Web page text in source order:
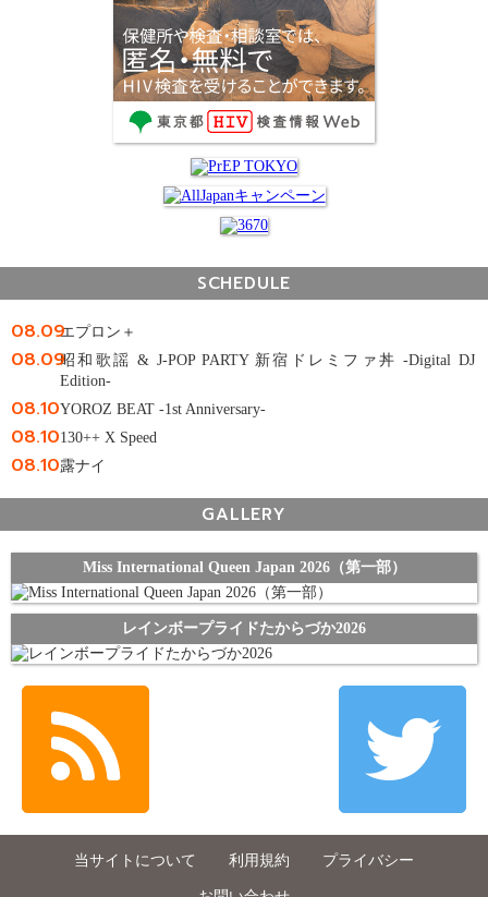
SCHEDULE
08.09エプロン＋
08.09昭和歌謡 & J-POP PARTY 新宿ドレミファ丼 -Digital DJ
Edition-
08.10YOROZ BEAT -1st Anniversary-
08.10130++ X Speed
08.10露ナイ
GALLERY
Miss International Queen Japan 2026（第一部）
レインボープライドたからづか2026
当サイトについて 利用規約 プライバシー